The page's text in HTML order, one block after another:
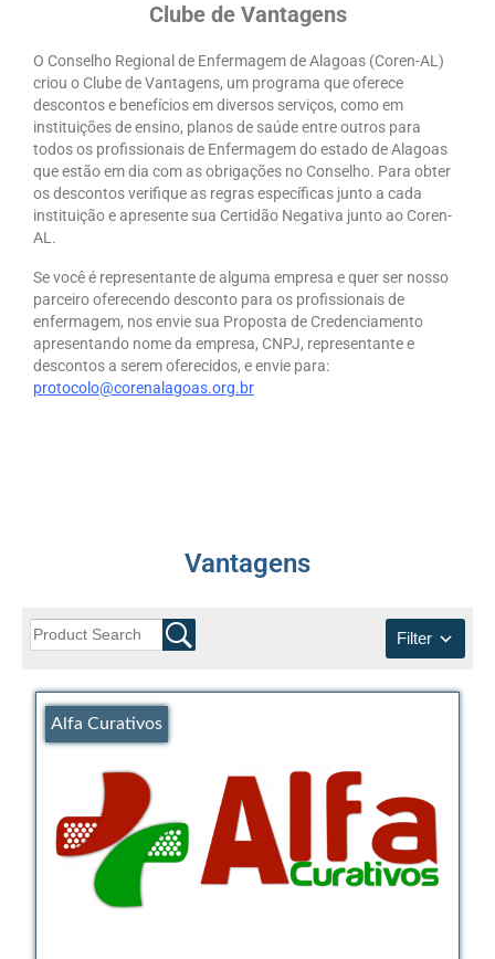
Conselheiros e Diretoria
Câmaras Técnicas
Carta de Serviços ao Cidadão
Governança
Transparência e Prestação de Contas
Eleições Triênio 2027-2029
Eleições 2023
Eleições Anteriores
Legislações
Decisões
Portarias
Resoluções
Desagravo Público
Processos Éticos
Clube de Vantagens
O Conselho Regional de Enfermagem de Alagoas (Coren-AL)
criou o Clube de Vantagens, um programa que oferece
descontos e benefícios em diversos serviços, como em
instituições de ensino, planos de saúde entre outros para
todos os profissionais de Enfermagem do estado de Alagoas
que estão em dia com as obrigações no Conselho. Para obter
os descontos verifique as regras específicas junto a cada
instituição e apresente sua Certidão Negativa junto ao Coren-
AL.
Se você é representante de alguma empresa e quer ser nosso
parceiro oferecendo desconto para os profissionais de
enfermagem, nos envie sua Proposta de Credenciamento
apresentando nome da empresa, CNPJ, representante e
descontos a serem oferecidos, e envie para:
protocolo@corenalagoas.org.br
Vantagens
Filter
Alfa Curativos